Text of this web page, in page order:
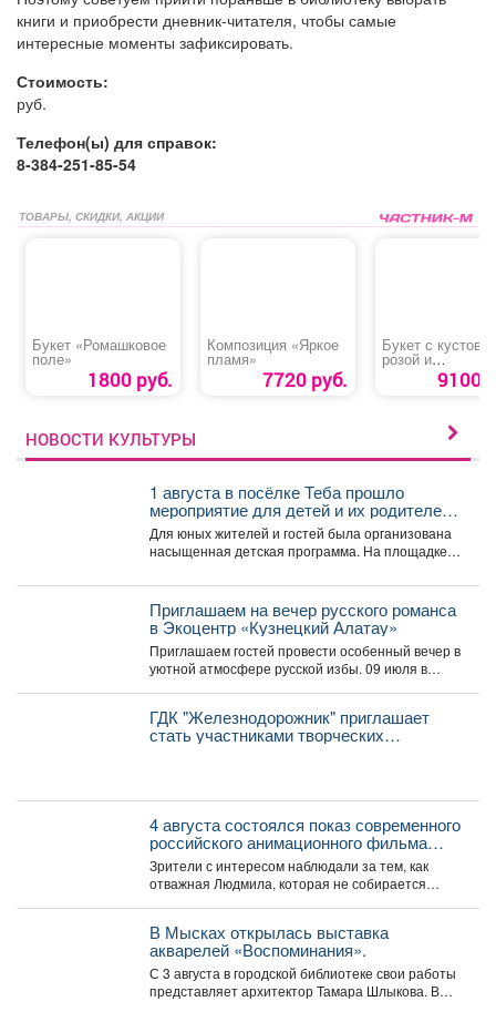
книги и приобрести дневник-читателя, чтобы самые
интересные моменты зафиксировать.
Стоимость:
руб.
Телефон(ы) для справок:
8-384-251-85-54
ТОВАРЫ, СКИДКИ, АКЦИИ
Букет «Ромашковое
поле»
1800 руб.
Композиция «Яркое
пламя»
7720 руб.
Букет с кустовой
розой и
альстромерией
9100
НОВОСТИ КУЛЬТУРЫ
1 августа в посёлке Теба прошло
мероприятие для детей и их родителей
посвященное дню рождения поселка.
Для юных жителей и гостей была организована
насыщенная детская программа. На площадке
Приглашаем на вечер русского романса
в Экоцентр «Кузнецкий Алатау»
Приглашаем гостей провести особенный вечер в
уютной атмосфере русской избы. 09 июля в
ГДК "Железнодорожник" приглашает
стать участниками творческих
коллективов новом сезоне!
4 августа состоялся показ современного
российского анимационного фильма
«Руслан и Людмила. Больше, чем
сказка» (2023).
Зрители с интересом наблюдали за тем, как
отважная Людмила, которая не собирается
В Мысках открылась выставка
акварелей «Воспоминания».
С 3 августа в городской библиотеке свои работы
представляет архитектор Тамара Шлыкова. В